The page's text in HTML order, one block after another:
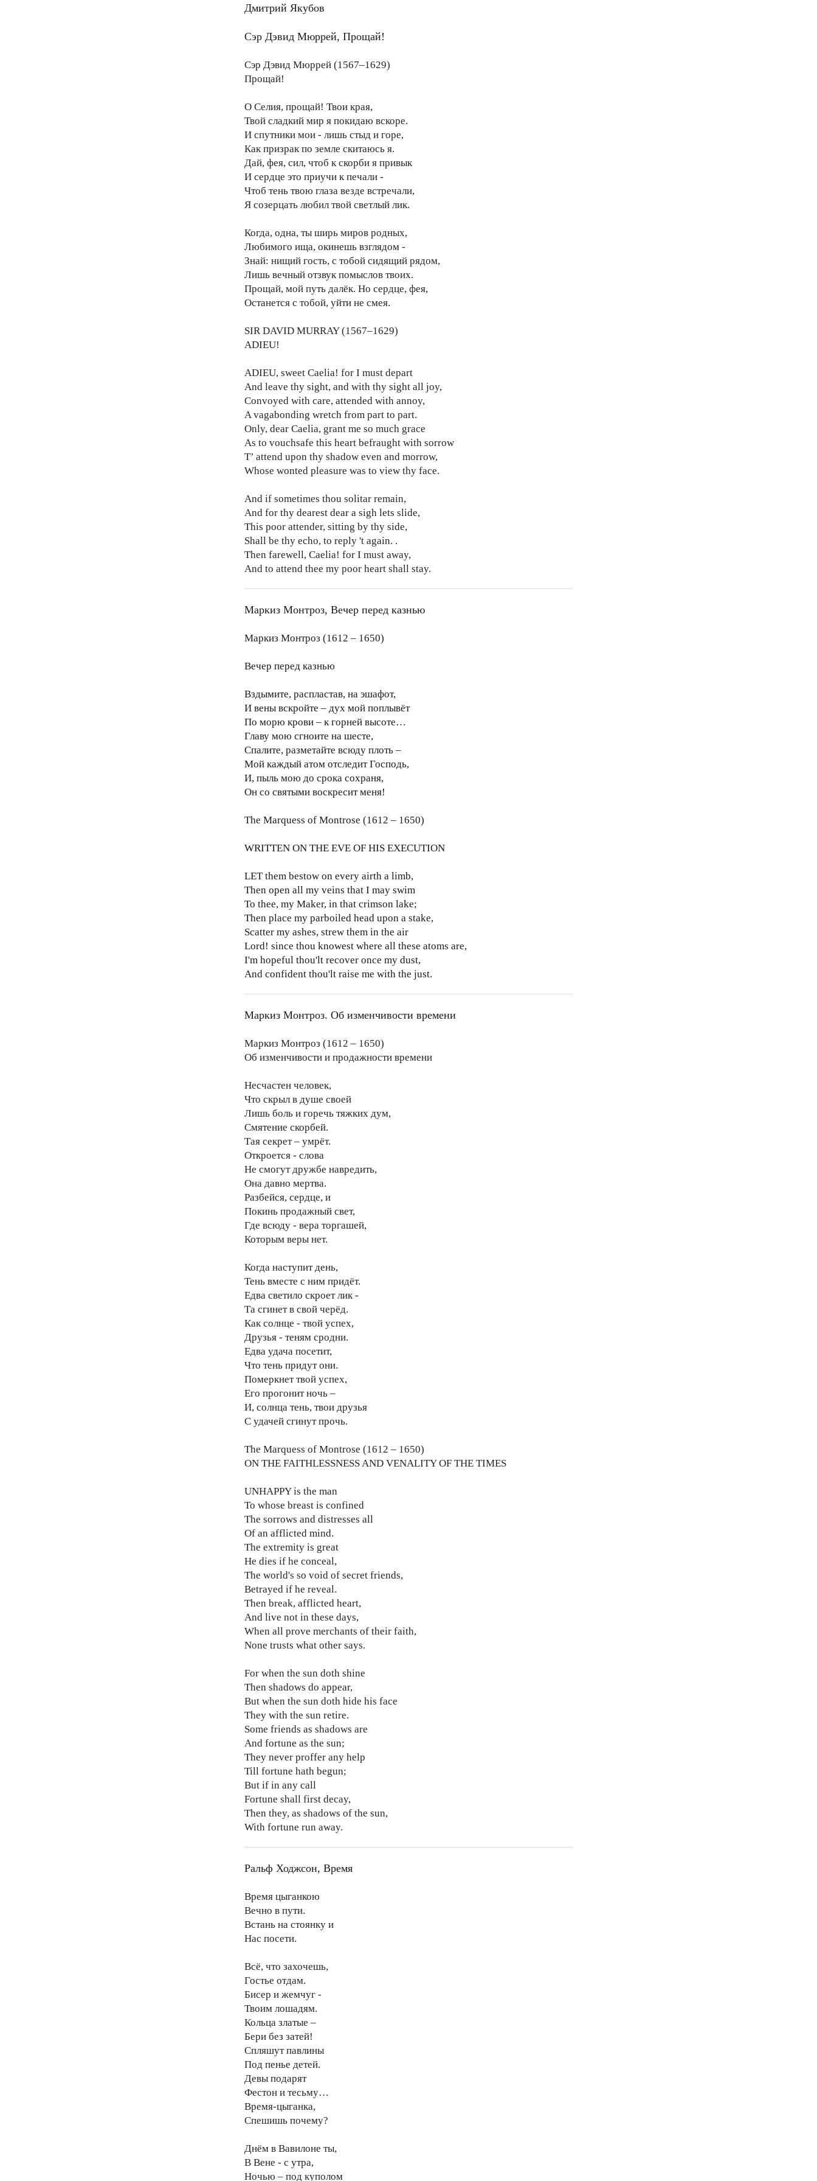
Дмитрий Якубов
Сэр Дэвид Мюррей, Прощай!
Сэр Дэвид Мюррей (1567–1629)
Прощай!
О Селия, прощай! Твои края,
Твой сладкий мир я покидаю вскоре.
И спутники мои - лишь стыд и горе,
Как призрак по земле скитаюсь я.
Дай, фея, сил, чтоб к скорби я привык
И сердце это приучи к печали -
Чтоб тень твою глаза везде встречали,
Я созерцать любил твой светлый лик.
Когда, одна, ты ширь миров родных,
Любимого ища, окинешь взглядом -
Знай: нищий гость, с тобой сидящий рядом,
Лишь вечный отзвук помыслов твоих.
Прощай, мой путь далёк. Но сердце, фея,
Останется с тобой, уйти не смея.
SIR DAVID MURRAY (1567–1629)
ADIEU!
ADIEU, sweet Caelia! for I must depart
And leave thy sight, and with thy sight all joy,
Convoyed with care, attended with annoy,
A vagabonding wretch from part to part.
Only, dear Caelia, grant me so much grace
As to vouchsafe this heart befraught with sorrow
T’ attend upon thy shadow even and morrow,
Whose wonted pleasure was to view thy face.
And if sometimes thou solitar remain,
And for thy dearest dear a sigh lets slide,
This poor attender, sitting by thy side,
Shall be thy echo, to reply 't again. .
Then farewell, Caelia! for I must away,
And to attend thee my poor heart shall stay.
Маркиз Монтроз, Вечер перед казнью
Маркиз Монтроз (1612 – 1650)
Вечер перед казнью
Вздымите, распластав, на эшафот,
И вены вскройте – дух мой поплывёт
По морю крови – к горней высоте…
Главу мою сгноите на шесте,
Спалите, разметайте всюду плоть –
Мой каждый атом отследит Господь,
И, пыль мою до срока сохраня,
Он со святыми воскресит меня!
The Marquess of Montrose (1612 – 1650)
WRITTEN ON THE EVE OF HIS EXECUTION
LET them bestow on every airth a limb,
Then open all my veins that I may swim
To thee, my Maker, in that crimson lake;
Then place my parboiled head upon a stake,
Scatter my ashes, strew them in the air
Lord! since thou knowest where all these atoms are,
I'm hopeful thou'lt recover once my dust,
And confident thou'lt raise me with the just.
Маркиз Монтроз. Об изменчивости времени
Маркиз Монтроз (1612 – 1650)
Об изменчивости и продажности времени
Несчастен человек,
Что скрыл в душе своей
Лишь боль и горечь тяжких дум,
Смятение скорбей.
Тая секрет – умрёт.
Откроется - слова
Не смогут дружбе навредить,
Она давно мертва.
Разбейся, сердце, и
Покинь продажный свет,
Где всюду - вера торгашей,
Которым веры нет.
Когда наступит день,
Тень вместе с ним придёт.
Едва светило скроет лик -
Та сгинет в свой черёд.
Как солнце - твой успех,
Друзья - теням сродни.
Едва удача посетит,
Что тень придут они.
Померкнет твой успех,
Его прогонит ночь –
И, солнца тень, твои друзья
С удачей сгинут прочь.
The Marquess of Montrose (1612 – 1650)
ON THE FAITHLESSNESS AND VENALITY OF THE TIMES
UNHAPPY is the man
To whose breast is confined
The sorrows and distresses all
Of an afflicted mind.
The extremity is great
He dies if he conceal,
The world's so void of secret friends,
Betrayed if he reveal.
Then break, afflicted heart,
And live not in these days,
When all prove merchants of their faith,
None trusts what other says.
For when the sun doth shine
Then shadows do appear,
But when the sun doth hide his face
They with the sun retire.
Some friends as shadows are
And fortune as the sun;
They never proffer any help
Till fortune hath begun;
But if in any call
Fortune shall first decay,
Then they, as shadows of the sun,
With fortune run away.
Ральф Ходжсон, Время
Время цыганкою
Вечно в пути.
Встань на стоянку и
Нас посети.
Всё, что захочешь,
Гостье отдам.
Бисер и жемчуг -
Твоим лошадям.
Кольца златые –
Бери без затей!
Спляшут павлины
Под пенье детей.
Девы подарят
Фестон и тесьму…
Время-цыганка,
Спешишь почему?
Днём в Вавилоне ты,
В Вене - с утра,
Ночью – под куполом